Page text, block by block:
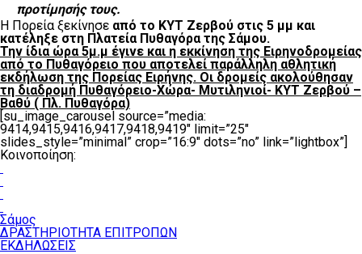
προτίμησής τους.
Η Πορεία ξεκίνησε από το ΚΥΤ Ζερβού στις 5 μμ και
κατέληξε στη Πλατεία Πυθαγόρα της Σάμου.
Την ίδια ώρα 5μ.μ έγινε και η εκκίνηση της Ειρηνοδρομείας
από το Πυθαγόρειο που αποτελεί παράλληλη αθλητική
εκδήλωση της Πορείας Ειρήνης. Οι δρομείς ακολούθησαν
τη διαδρομή Πυθαγόρειο-Χώρα- Μυτιληνιοί- ΚΥΤ Ζερβού –
Βαθύ ( Πλ. Πυθαγόρα)
[su_image_carousel source=”media:
9414,9415,9416,9417,9418,9419″ limit=”25″
slides_style=”minimal” crop=”16:9″ dots=”no” link=”lightbox”]
Κοινοποίηση:
Σάμος
ΔΡΑΣΤΗΡΙΟΤΗΤΑ ΕΠΙΤΡΟΠΩΝ
ΕΚΔΗΛΩΣΕΙΣ